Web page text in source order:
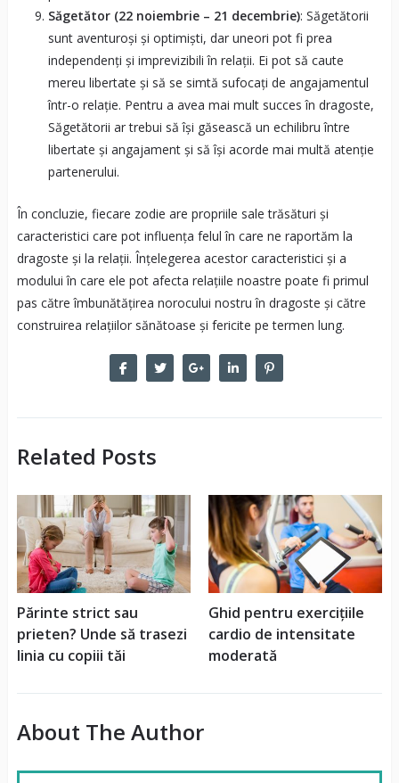
Săgetător (22 noiembrie – 21 decembrie): Săgetătorii
sunt aventuroși și optimiști, dar uneori pot fi prea
independenți și imprevizibili în relații. Ei pot să caute
mereu libertate și să se simtă sufocați de angajamentul
într-o relație. Pentru a avea mai mult succes în dragoste,
Săgetătorii ar trebui să își găsească un echilibru între
libertate și angajament și să își acorde mai multă atenție
partenerului.
În concluzie, fiecare zodie are propriile sale trăsături și
caracteristici care pot influența felul în care ne raportăm la
dragoste și la relații. Înțelegerea acestor caracteristici și a
modului în care ele pot afecta relațiile noastre poate fi primul
pas către îmbunătățirea norocului nostru în dragoste și către
construirea relațiilor sănătoase și fericite pe termen lung.
Related Posts
Părinte strict sau
prieten? Unde să trasezi
linia cu copiii tăi
Ghid pentru exercițiile
cardio de intensitate
moderată
About The Author